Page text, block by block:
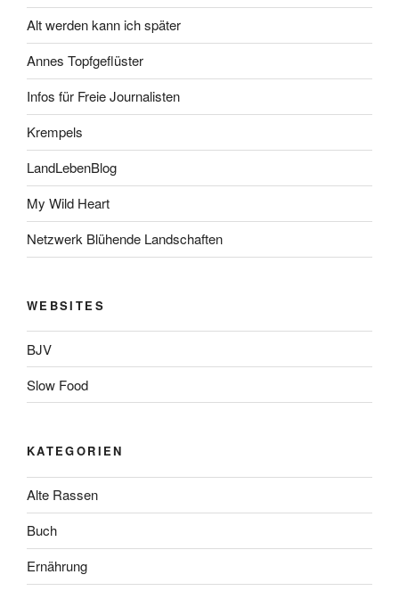
Alt werden kann ich später
Annes Topfgeflüster
Infos für Freie Journalisten
Krempels
LandLebenBlog
My Wild Heart
Netzwerk Blühende Landschaften
WEBSITES
BJV
Slow Food
KATEGORIEN
Alte Rassen
Buch
Ernährung